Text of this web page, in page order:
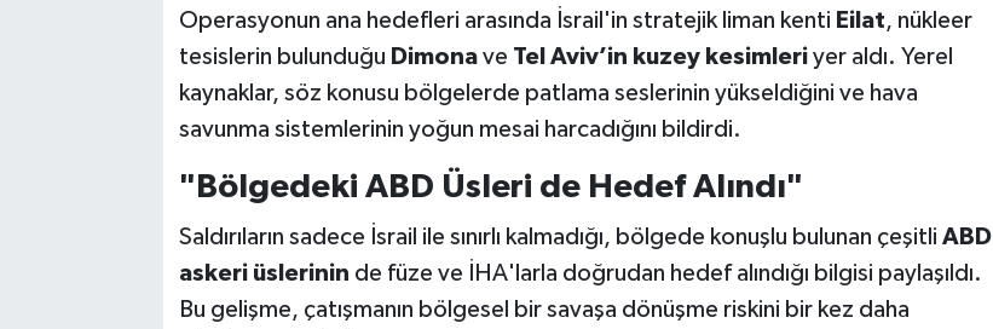
Operasyonun ana hedefleri arasında İsrail'in stratejik liman kenti Eilat, nükleer
tesislerin bulunduğu Dimonave Tel Aviv’in kuzey kesimleriyer aldı. Yerel
kaynaklar, söz konusu bölgelerde patlama seslerinin yükseldiğini ve hava
savunma sistemlerinin yoğun mesai harcadığını bildirdi.
"Bölgedeki ABD Üsleri de Hedef Alındı"
Saldırıların sadece İsrail ile sınırlı kalmadığı, bölgede konuşlu bulunan çeşitli ABD
askeri üslerinin de füze ve İHA'larla doğrudan hedef alındığı bilgisi paylaşıldı.
Bu gelişme, çatışmanın bölgesel bir savaşa dönüşme riskini bir kez daha